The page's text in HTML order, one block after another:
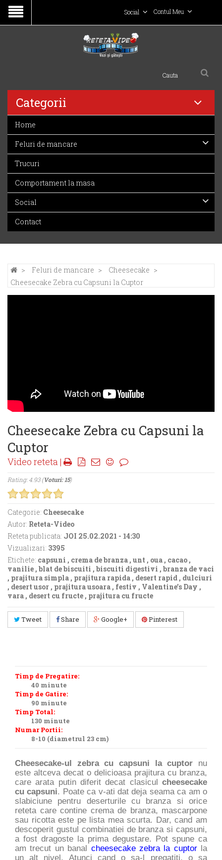
Contul Meu
Social
Categorii
Home
Feluri de mancare
Trucuri
Comportament la masa
Social
Contact
Feluri de mancare
Cheesecake
Cheesecake Zebra cu Capsuni la Cuptor
Cheesecake Zebra cu Capsuni la
Cuptor
Video reteta |
Rating: 4.93 (Voturi: 15)
Categorie: Cheesecake
Autor: Reteta-Video
Reteta publicata: JOI 25.02.2021 - 14:30
Vizualizari: 3395
Etichete: capsuni , crema de branza , unt , oua , cacao ,
vanilie , blat de biscuiti , biscuiti digestivi , branza de vaci
, prajitura simpla , prajitura rapida , desert rapid , dulciuri
, desert usor , prajitura usoara , festiv , Valentine’s Day ,
vara , desert cu fructe , prajitura cu fructe
Tweet Share Google+ Pinterest
Timp de Pregatire:
40 minute
Timp de Gatire:
90 minute
Timp Total:
130 minute
Numar Portii:
8-10 (diametrul 23 cm)
Cheesecake-ul zebra cu capsuni la cuptor nu
este altceva decat o delicioasa prajitura cu branza,
care arata putin diferit decat clasicul cheesecake
cu capsuni. Poate ca v-ati dat deja seama ca am o
slabiciune pentru deserturile cu branza si orice
reteta care contine crema de branza, mascarpone
sau ricotta este pe lista mea scurta. Dar, cand am
descoperit gustul combinatiei de branza si capsuni,
a fost dragoste la prima degustare. Pot spune ca
am trecut un banal cheesecake zebra la cuptorla
un alt nivel. Atunci cand o sa-l pregatiti, o sa